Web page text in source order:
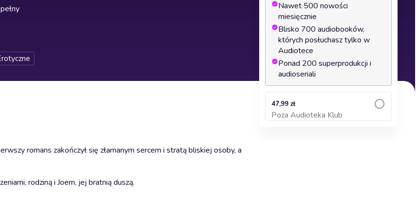
romans zakończył się złamanym sercem i stratą bliskiej osoby, a
rodziną i Joem, jej bratnią duszą.
Nawet 500 nowości
miesięcznie
Blisko 700 audiobooków,
których posłuchasz tylko w
Audiotece
Ponad 200 superprodukcji i
audioseriali
47,99 zł
Poza Audioteka Klub
Dodaj do koszyka